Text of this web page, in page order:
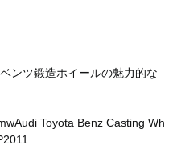
ンツ鍛造ホイールの魅力的な
Toyota Benz Casting Wh